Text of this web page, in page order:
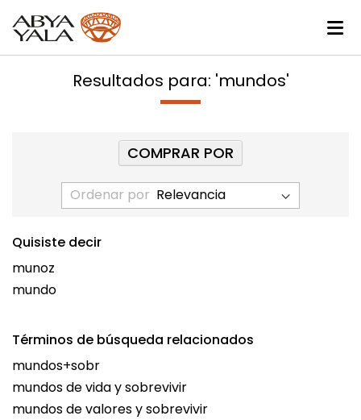
Resultados para: 'mundos'
Ordenar por
Quisiste decir
munoz
mundo
Términos de búsqueda relacionados
mundos+sobr
mundos de vida y sobrevivir
mundos de valores y sobrevivir
COMPRAR POR